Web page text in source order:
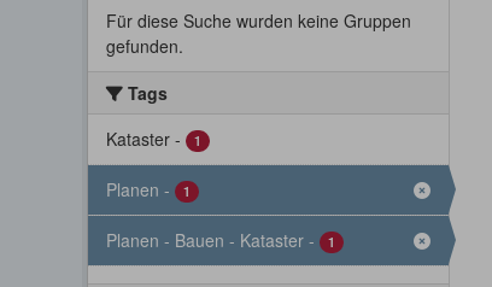
Für diese Suche wurden keine Gruppen
gefunden.
Tags
Kataster - 1
Planen - 1
Planen - Bauen - Kataster - 1